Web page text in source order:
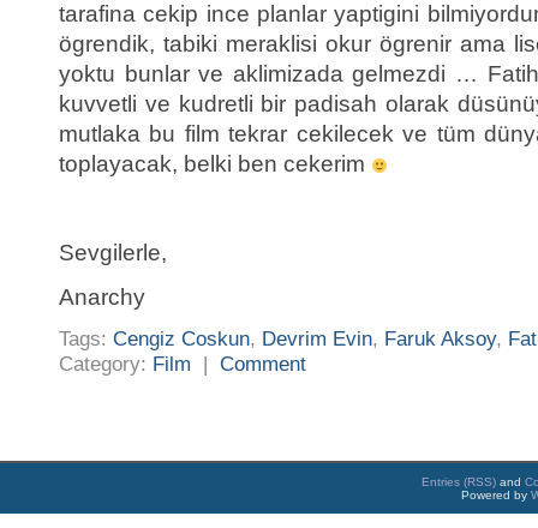
tarafina cekip ince planlar yaptigini
ögrendik, tabiki meraklisi okur ögrenir ama
yoktu bunlar ve aklimizada gelmezdi …
kuvvetli ve kudretli bir padisah olarak
mutlaka bu film tekrar cekilecek ve tüm
toplayacak, belki ben cekerim
Sevgilerle,
Anarchy
Tags: Cengiz Coskun, Devrim Evin, Faruk Aksoy,
Category: Film | Comment
Entries (RSS) and
Powered by